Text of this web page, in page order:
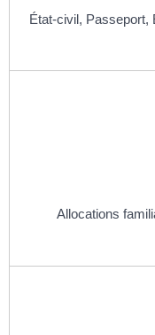
État-civil, Passeport,
Allocations